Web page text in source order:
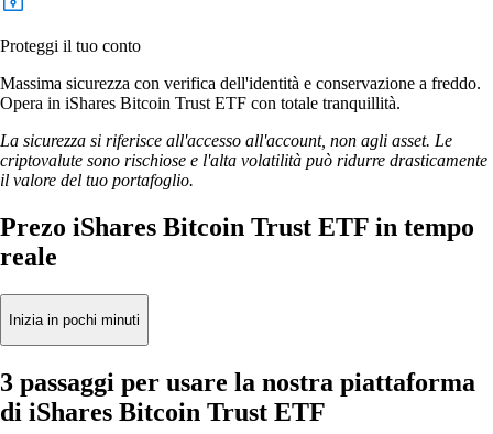
Proteggi il tuo conto
Massima sicurezza con verifica dell'identità e conservazione a freddo.
Opera in iShares Bitcoin Trust ETF con totale tranquillità.
La sicurezza si riferisce all'accesso all'account, non agli asset. Le
criptovalute sono rischiose e l'alta volatilità può ridurre drasticamente
il valore del tuo portafoglio.
Prezo iShares Bitcoin Trust ETF in tempo
reale
Inizia in pochi minuti
3 passaggi per usare la nostra piattaforma
di iShares Bitcoin Trust ETF